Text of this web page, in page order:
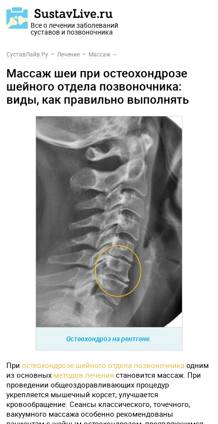
Все о лечении заболеваний
суставов и позвоночника
СуставЛайв.Ру Лечение Массаж
Массаж шеи при остеохондрозе
шейного отдела позвоночника:
виды, как правильно выполнять
Остеохондроз на рентгене.
Приостеохондрозе шейного отдела позвоночника одним
из основных методов лечения становится массаж. При
проведении общеоздоравливающих процедур
укрепляется мышечный корсет, улучшается
кровообращение. Сеансы классического, точечного,
вакуумного массажа особенно рекомендованы